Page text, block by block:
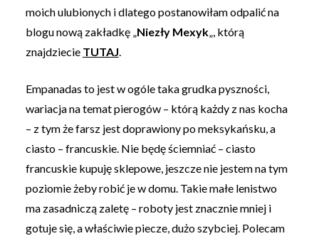
moich ulubionych i dlatego postanowiłam odpalić na
blogu nową zakładkę „Niezły Mexyk„, którą
znajdziecie TUTAJ.
Empanadas to jest w ogóle taka grudka pyszności,
wariacja na temat pierogów – którą każdy z nas kocha
– z tym że farsz jest doprawiony po meksykańsku, a
ciasto – francuskie. Nie będę ściemniać – ciasto
francuskie kupuję sklepowe, jeszcze nie jestem na tym
poziomie żeby robić je w domu. Takie małe lenistwo
ma zasadniczą zaletę – roboty jest znacznie mniej i
gotuje się, a właściwie piecze, dużo szybciej. Polecam